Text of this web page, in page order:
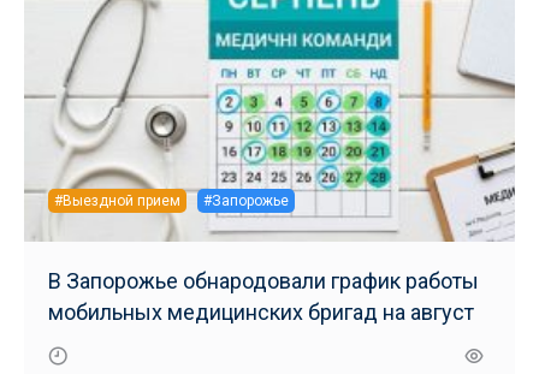
#Выездной прием #Запорожье
В Запорожье обнародовали график работы
мобильных медицинских бригад на август